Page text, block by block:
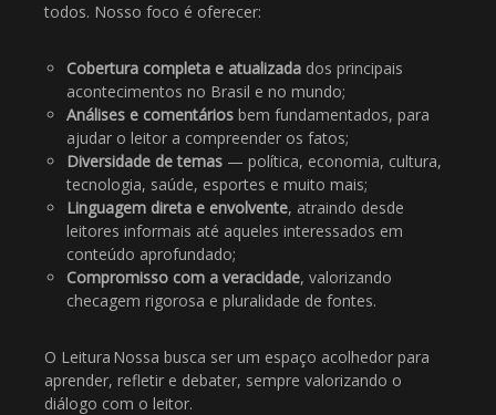
todos. Nosso foco é oferecer:
Cobertura completa e atualizada dos principais
acontecimentos no Brasil e no mundo;
Análises e comentários bem fundamentados, para
ajudar o leitor a compreender os fatos;
Diversidade de temas — política, economia, cultura,
tecnologia, saúde, esportes e muito mais;
Linguagem direta e envolvente, atraindo desde
leitores informais até aqueles interessados em
conteúdo aprofundado;
Compromisso com a veracidade, valorizando
checagem rigorosa e pluralidade de fontes.
O Leitura Nossa busca ser um espaço acolhedor para
aprender, refletir e debater, sempre valorizando o
diálogo com o leitor.